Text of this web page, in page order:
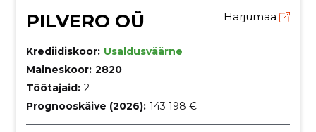
PILVERO OÜ Harjumaa
Krediidiskoor: Usaldusväärne
Maineskoor: 2820
Töötajaid: 2
Prognooskäive (2026): 143 198 €